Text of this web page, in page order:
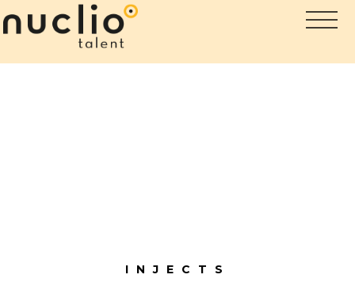
INJECTS